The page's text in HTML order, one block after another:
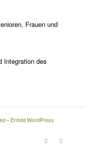
Frauen und
Integration des
- Enfold WordPress